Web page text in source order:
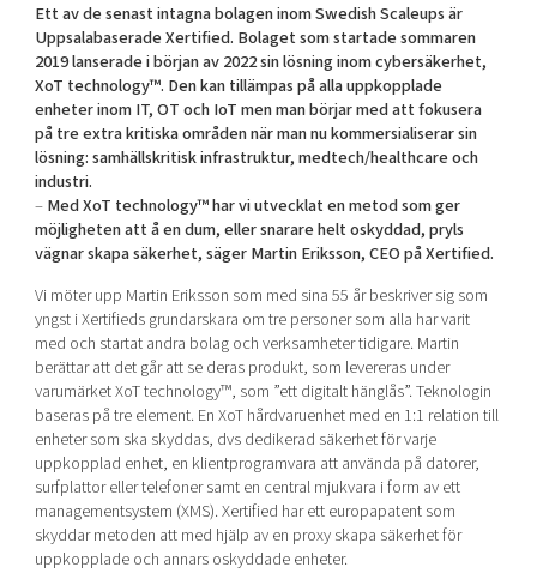
Ansök till Swedish Scaleups
Så finansieras Swedish Scaleups
In English
Ett av de senast intagna bolagen inom Swedish Scaleups är
Uppsalabaserade Xertified. Bolaget som startade sommaren
2019 lanserade i början av 2022 sin lösning inom cybersäkerhet,
XoT technology™. Den kan tillämpas på alla uppkopplade
enheter inom IT, OT och IoT men man börjar med att fokusera
på tre extra kritiska områden när man nu kommersialiserar sin
lösning: samhällskritisk infrastruktur, medtech/healthcare och
industri.
–Med XoT technology™ har vi utvecklat en metod som ger
möjligheten att å en dum, eller snarare helt oskyddad, pryls
vägnar skapa säkerhet, säger Martin Eriksson, CEO på Xertified.
Vi möter upp Martin Eriksson som med sina 55 år beskriver sig som
yngst i Xertifieds grundarskara om tre personer som alla har varit
med och startat andra bolag och verksamheter tidigare. Martin
berättar att det går att se deras produkt, som levereras under
varumärket XoT technology™, som ”ett digitalt hänglås”. Teknologin
baseras på tre element. En XoT hårdvaruenhet med en 1:1 relation till
enheter som ska skyddas, dvs dedikerad säkerhet för varje
uppkopplad enhet, en klientprogramvara att använda på datorer,
surfplattor eller telefoner samt en central mjukvara i form av ett
managementsystem (XMS). Xertified har ett europapatent som
skyddar metoden att med hjälp av en proxy skapa säkerhet för
uppkopplade och annars oskyddade enheter.